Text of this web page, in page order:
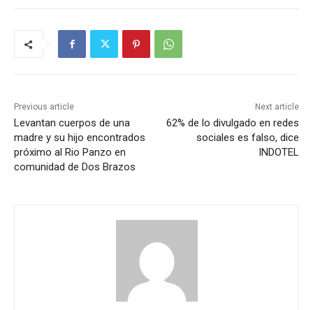
Previous article
Levantan cuerpos de una
madre y su hijo encontrados
próximo al Rio Panzo en
comunidad de Dos Brazos
Next article
62% de lo divulgado en redes
sociales es falso, dice
INDOTEL